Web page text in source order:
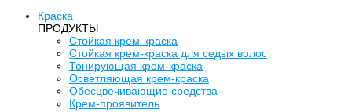
Краска
ПРОДУКТЫ
Стойкая крем-краска
Стойкая крем-краска для седых волос
Тонирующая крем-краска
Осветляющая крем-краска
Обесцвечивающие средства
Крем-проявитель